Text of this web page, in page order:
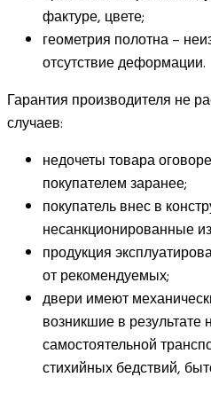
фактуре, цвете;
геометрия полотна –
отсутствие деформации.
Гарантия производителя не
случаев:
недочеты товара
покупателем заранее;
покупатель внес в
несанкционированные
продукция
от рекомендуемых;
двери имеют
возникшие в результате
самостоятельной
стихийных бедствий,